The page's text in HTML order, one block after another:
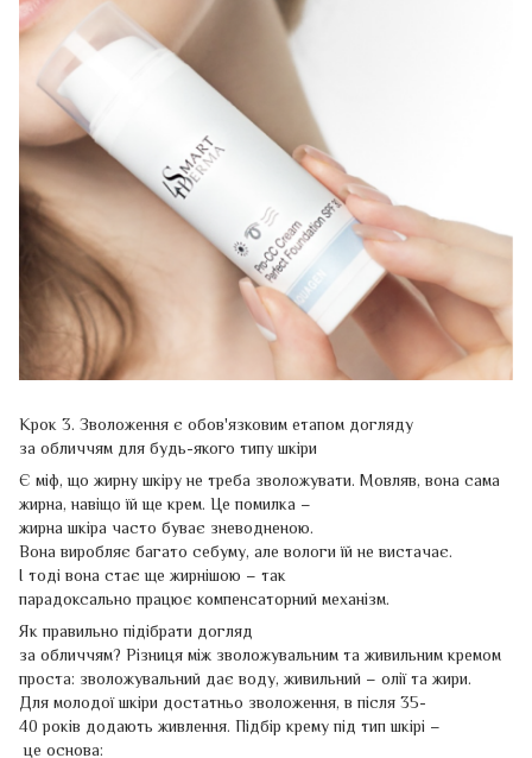
Крок 3. Зволоження є обов'язковим етапом догляду
за обличчям для будь-якого типу шкіри
Є міф, що жирну шкіру не треба зволожувати. Мовляв, вона сама
жирна, навіщо їй ще крем. Це помилка –
жирна шкіра часто буває зневодненою.
Вона виробляє багато себуму, але вологи їй не вистачає.
І тоді вона стає ще жирнішою – так
парадоксально працює компенсаторний механізм.
Як правильно підібрати догляд
за обличчям? Різниця між зволожувальним та живильним кремом
проста: зволожувальний дає воду, живильний – олії та жири.
Для молодої шкіри достатньо зволоження, в після 35-
40 років додають живлення. Підбір крему під тип шкірі –
це основа: